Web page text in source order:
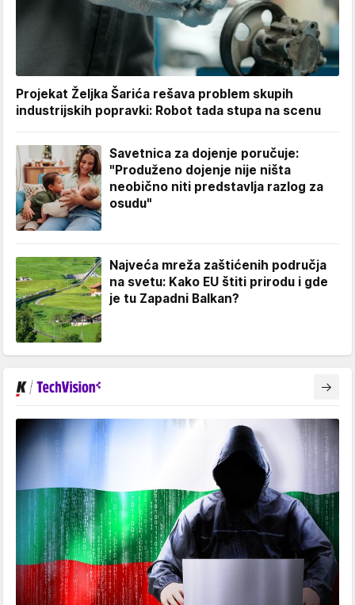
Projekat Željka Šarića rešava problem skupih
industrijskih popravki: Robot tada stupa na scenu
Savetnica za dojenje poručuje:
"Produženo dojenje nije ništa
neobično niti predstavlja razlog za
osudu"
Najveća mreža zaštićenih područja
na svetu: Kako EU štiti prirodu i gde
je tu Zapadni Balkan?